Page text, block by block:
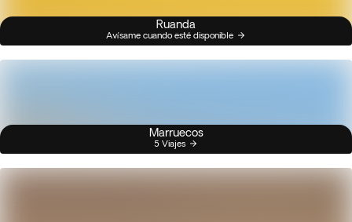
Ruanda
Avísame cuando esté disponible
Marruecos
5 Viajes